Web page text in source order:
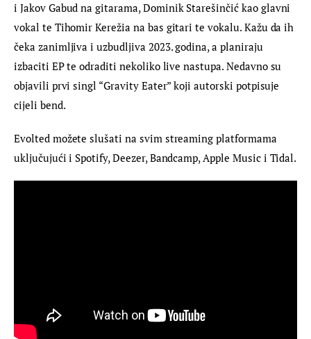
i Jakov Gabud na gitarama, Dominik Starešinčić kao glavni
vokal te Tihomir Kerežia na bas gitari te vokalu. Kažu da ih
čeka zanimljiva i uzbudljiva 2023. godina, a planiraju
izbaciti EP te odraditi nekoliko live nastupa. Nedavno su
objavili prvi singl “Gravity Eater” koji autorski potpisuje
cijeli bend.
Evolted možete slušati na svim streaming platformama
uključujući i Spotify, Deezer, Bandcamp, Apple Music i Tidal.